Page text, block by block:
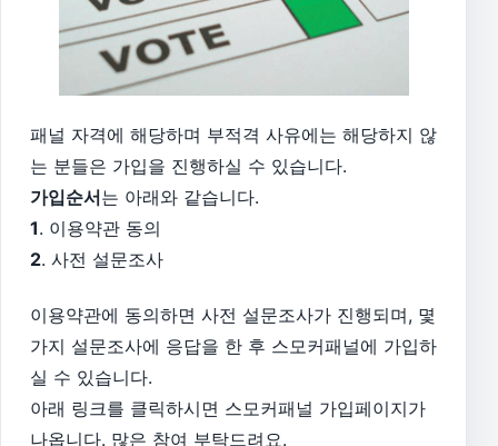
패널 자격에 해당하며 부적격 사유에는 해당하지 않
는 분들은 가입을 진행하실 수 있습니다.
가입순서는 아래와 같습니다.
1. 이용약관 동의
2. 사전 설문조사
이용약관에 동의하면 사전 설문조사가 진행되며, 몇
가지 설문조사에 응답을 한 후 스모커패널에 가입하
실 수 있습니다.
아래 링크를 클릭하시면 스모커패널 가입페이지가
나옵니다. 많은 참여 부탁드려요.